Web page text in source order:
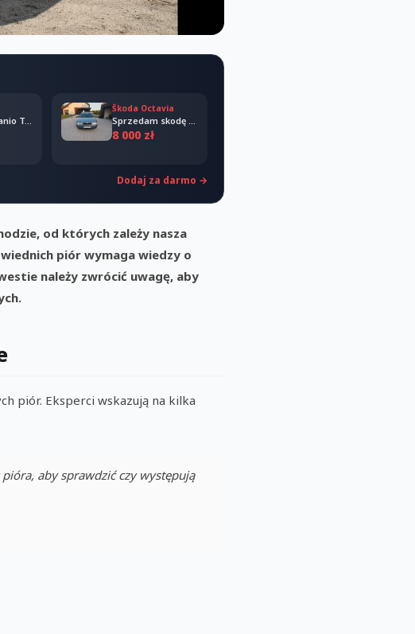
Škoda Octavia
8 000 zł
Dodaj za darmo →
od których zależy nasza
piór wymaga wiedzy o
należy zwrócić uwagę, aby
piór. Eksperci wskazują na kilka
aby sprawdzić czy występują